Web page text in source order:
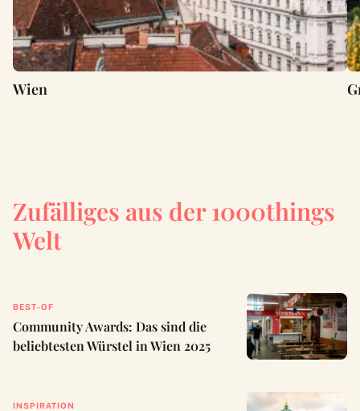
Wien
Zufälliges aus der 1000things
Welt
BEST-OF
Community Awards: Das sind die
beliebtesten Würstel in Wien 2025
INSPIRATION